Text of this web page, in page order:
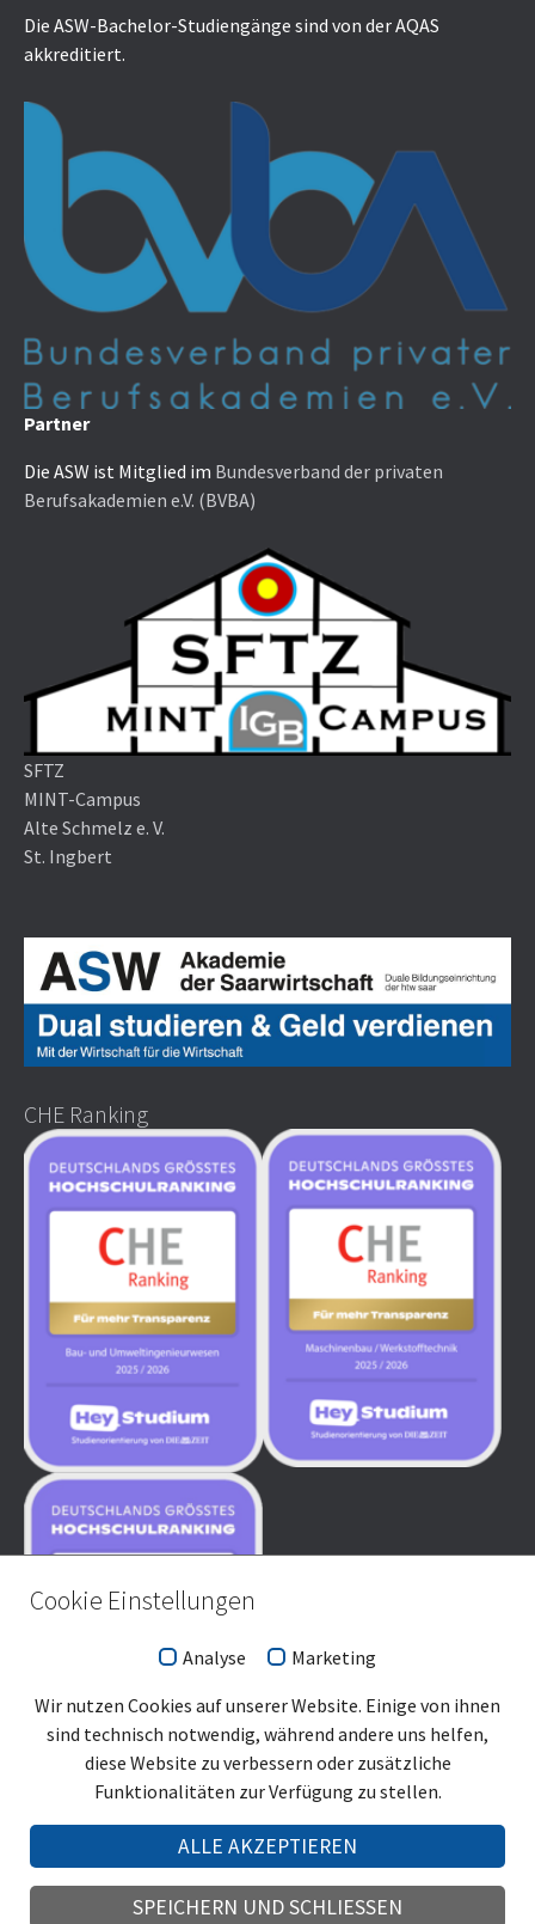
Die ASW-Bachelor-Studiengänge sind von der AQAS
akkreditiert.
Partner
Die ASW ist Mitglied im Bundesverband der privaten
Berufsakademien e.V. (BVBA)
SFTZ
MINT-Campus
Alte Schmelz e. V.
St. Ingbert
CHE Ranking
Cookie Einstellungen
Analyse
Marketing
Wir nutzen Cookies auf unserer Website. Einige von ihnen
sind technisch notwendig, während andere uns helfen,
diese Website zu verbessern oder zusätzliche
Funktionalitäten zur Verfügung zu stellen.
ALLE AKZEPTIEREN
SPEICHERN UND SCHLIESSEN